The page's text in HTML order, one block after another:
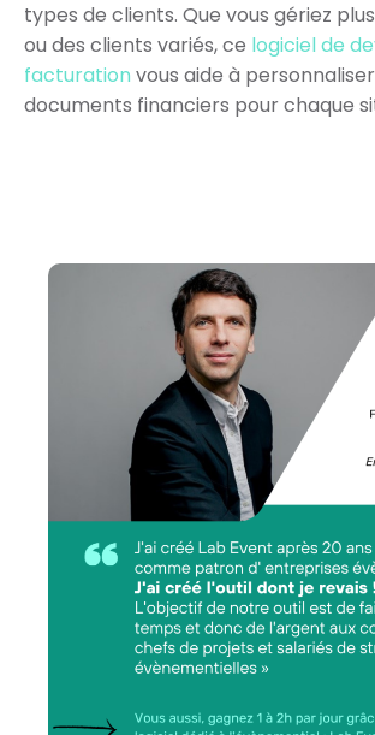
types de clients. Que vous gériez
ou des clients variés, ce logiciel de
facturation vous aide à
documents financiers pour chaque